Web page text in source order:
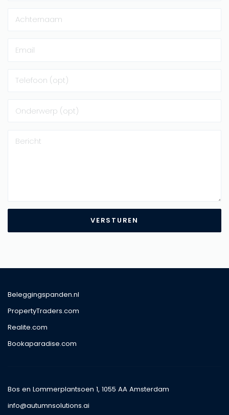
VERSTUREN
Beleggingspanden.nl
PropertyTraders.com
Realite.com
Bookaparadise.com
Bos en Lommerplantsoen 1, 1055 AA Amsterdam
info@autumnsolutions.ai